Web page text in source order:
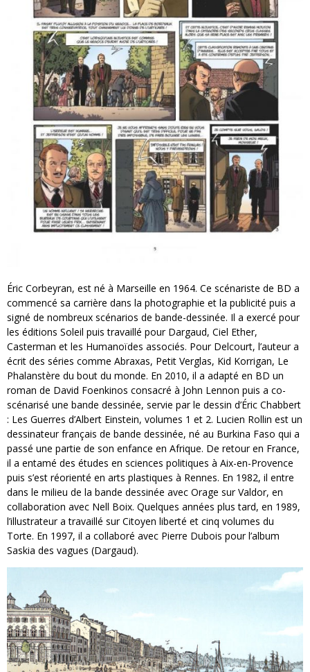
Éric Corbeyran, est né à Marseille en 1964. Ce scénariste de BD a
commencé sa carrière dans la photographie et la publicité puis a
signé de nombreux scénarios de bande-dessinée. Il a exercé pour
les éditions Soleil puis travaillé pour Dargaud, Ciel Ether,
Casterman et les Humanoïdes associés. Pour Delcourt, l’auteur a
écrit des séries comme Abraxas, Petit Verglas, Kid Korrigan, Le
Phalanstère du bout du monde. En 2010, il a adapté en BD un
roman de David Foenkinos consacré à John Lennon puis a co-
scénarisé une bande dessinée, servie par le dessin d’Éric Chabbert
: Les Guerres d’Albert Einstein, volumes 1 et 2. Lucien Rollin est un
dessinateur français de bande dessinée, né au Burkina Faso qui a
passé une partie de son enfance en Afrique. De retour en France,
il a entamé des études en sciences politiques à Aix-en-Provence
puis s’est réorienté en arts plastiques à Rennes. En 1982, il entre
dans le milieu de la bande dessinée avec Orage sur Valdor, en
collaboration avec Nell Boix. Quelques années plus tard, en 1989,
l’illustrateur a travaillé sur Citoyen liberté et cinq volumes du
Torte. En 1997, il a collaboré avec Pierre Dubois pour l’album
Saskia des vagues (Dargaud).